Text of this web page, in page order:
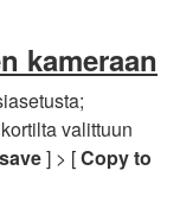
kameraan
valittuun
] > [Copy to